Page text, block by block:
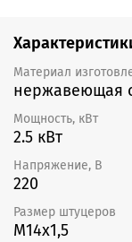
Материал
нержавеющая
Мощность, кВт
2.5 кВт
Напряжение, В
220
Размер штуцеров
М14х1,5